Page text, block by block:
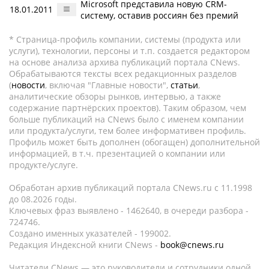
18.01.2011
Microsoft представила новую CRM-
систему, оставив россиян без премий
* Страница-профиль компании, системы (продукта или
услуги), технологии, персоны и т.п. создается редактором
на основе анализа архива публикаций портала CNews.
Обрабатываются тексты всех редакционных разделов
(новости, включая "Главные новости", статьи,
аналитические обзоры рынков, интервью, а также
содержание партнёрских проектов). Таким образом, чем
больше публикаций на CNews было с именем компании
или продукта/услуги, тем более информативен профиль.
Профиль может быть дополнен (обогащен) дополнительной
информацией, в т.ч. презентацией о компании или
продукте/услуге.
Обработан архив публикаций портала CNews.ru c 11.1998
до 08.2026 годы.
Ключевых фраз выявлено - 1462640, в очереди разбора -
724746.
Создано именных указателей - 199002.
Редакция Индексной книги CNews - book@cnews.ru